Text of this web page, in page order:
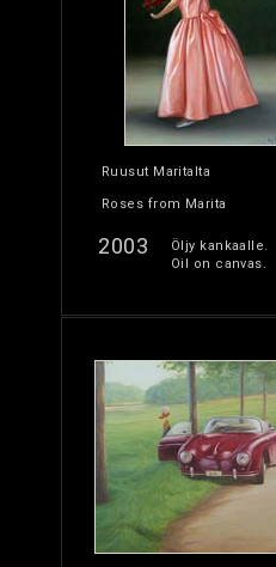
Ruusut Maritalta
Roses from Marita
2003
Öljy kankaalle.
Oil on canvas.